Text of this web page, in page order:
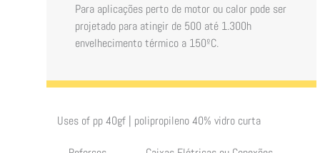
Para aplicações perto de motor ou calor pode ser
projetado para atingir de 500 até 1.300h
envelhecimento térmico a 150ºC.
Uses of pp 40gf | polipropileno 40% vidro curta